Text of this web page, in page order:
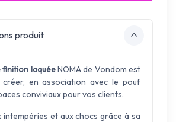
produit
finition laquéeNOMA de Vondom est
en association avec le pouf
conviviaux pour vos clients.
intempéries et aux chocs grâce à sa